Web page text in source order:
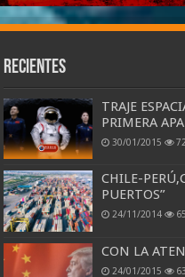
Recientes
TRAJE
PRIMERA
30/01/2015
CHILE-
PUERTOS”
24/11/2014
CON LA
24/01/2015